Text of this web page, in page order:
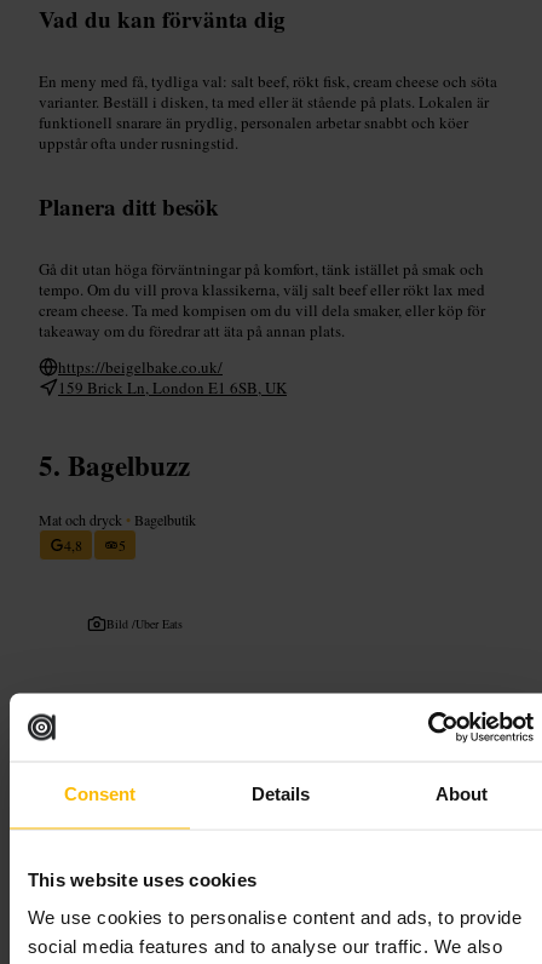
Consent Details About
This website uses cookies
We use cookies to personalise content and ads, to provide
social media features and to analyse our traffic. We also
Vad du kan förvänta dig
En meny med få, tydliga val: salt beef, rökt fisk, cream cheese och söta
varianter. Beställ i disken, ta med eller ät stående på plats. Lokalen är
funktionell snarare än prydlig, personalen arbetar snabbt och köer
uppstår ofta under rusningstid.
Planera ditt besök
Gå dit utan höga förväntningar på komfort, tänk istället på smak och
tempo. Om du vill prova klassikerna, välj salt beef eller rökt lax med
cream cheese. Ta med kompisen om du vill dela smaker, eller köp för
takeaway om du föredrar att äta på annan plats.
https://beigelbake.co.uk/
159 Brick Ln, London E1 6SB, UK
Bagelbuzz
Mat och dryck • Bagelbutik
4,8
5
Bild /Uber Eats
“Nybakat på språng, perfekta bagels för
frukost eller lunch.
Lämplig för
#Frukost #Bagels #Takeaway
Vad du kan förvänta dig